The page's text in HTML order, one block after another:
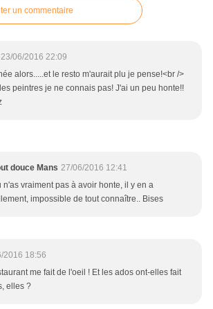
un commentaire
23/06/2016 22:09
alors.....et le resto m'aurait plu je pense!<br />
peintres je ne connais pas! J'ai un peu honte!!
douce Mans 27/06/2016 12:41
n'as vraiment pas à avoir honte, il y en a
impossible de tout connaître.. Bises
2016 18:56
me fait de l'oeil ! Et les ados ont-elles fait
elles ?